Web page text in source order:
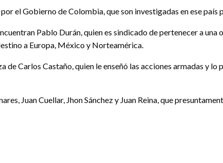
el Gobierno de Colombia, que son investigadas en ese
Pablo Durán, quien es sindicado de pertenecer a
a Europa, México y Norteamérica.
Carlos Castaño, quien le enseñó las acciones armadas y lo
Juan Cuellar, Jhon Sánchez y Juan Reina, que